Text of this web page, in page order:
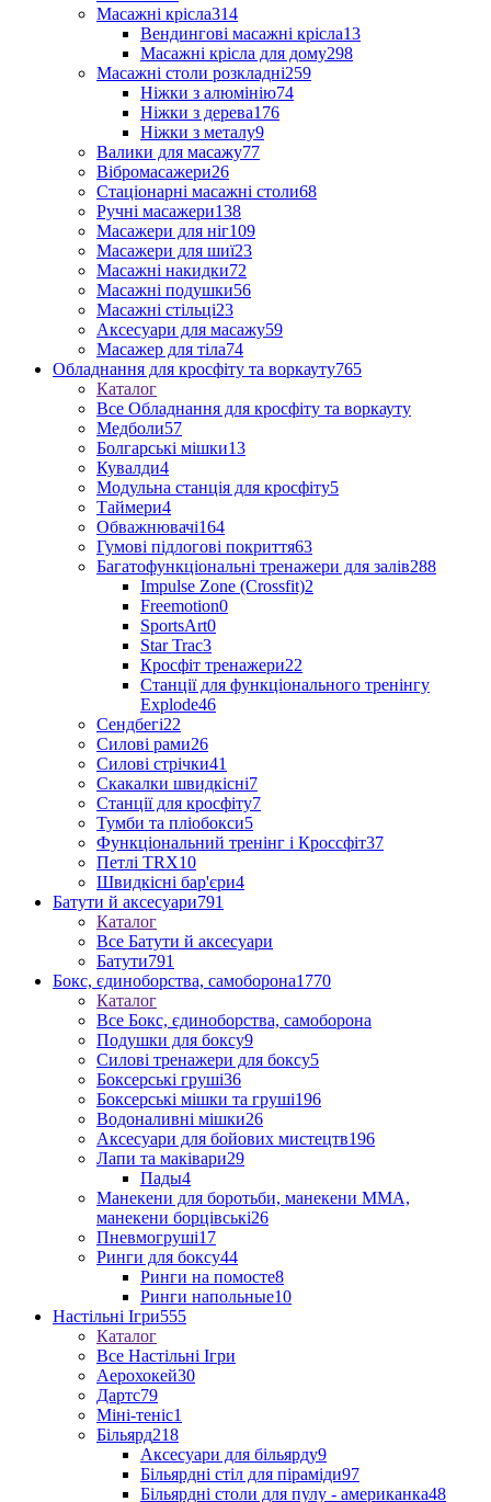
Масажні крісла314
Вендингові масажні крісла13
Масажні крісла для дому298
Масажні столи розкладні259
Ніжки з алюмінію74
Ніжки з дерева176
Ніжки з металу9
Валики для масажу77
Вібромасажери26
Стаціонарні масажні столи68
Ручні масажери138
Масажери для ніг109
Масажери для шиї23
Масажні накидки72
Масажні подушки56
Масажні стільці23
Аксесуари для масажу59
Масажер для тіла74
Обладнання для кросфіту та воркауту765
Каталог
Все Обладнання для кросфіту та воркауту
Медболи57
Болгарські мішки13
Кувалди4
Модульна станція для кросфіту5
Таймери4
Обважнювачі164
Гумові підлогові покриття63
Багатофункціональні тренажери для залів288
Impulse Zone (Crossfit)2
Freemotion0
SportsArt0
Star Trac3
Кросфіт тренажери22
Станції для функціонального тренінгу
Explode46
Сендбегі22
Силові рами26
Силові стрічки41
Скакалки швидкісні7
Станції для кросфіту7
Тумби та пліобокси5
Функціональний тренінг і Кроссфіт37
Петлі TRX10
Швидкісні бар'єри4
Батути й аксесуари791
Каталог
Все Батути й аксесуари
Батути791
Бокс, єдиноборства, самоборона1770
Каталог
Все Бокс, єдиноборства, самоборона
Подушки для боксу9
Силові тренажери для боксу5
Боксерські груші36
Боксерські мішки та груші196
Водоналивні мішки26
Аксесуари для бойових мистецтв196
Лапи та маківари29
Пады4
Манекени для боротьби, манекени ММА,
манекени борцівські26
Пневмогруші17
Ринги для боксу44
Ринги на помосте8
Ринги напольные10
Настільні Ігри555
Каталог
Все Настільні Ігри
Аерохокей30
Дартс79
Міні-теніс1
Більярд218
Аксесуари для більярду9
Більярдні стіл для піраміди97
Більярдні столи для пулу - американка48